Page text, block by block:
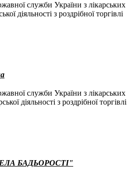
служби України з лікарських
діяльності з роздрібної торгівлі
служби України з лікарських
діяльності з роздрібної торгівлі
БАДЬОРОСТІ"